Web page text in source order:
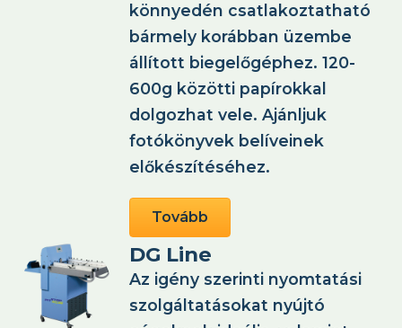
könnyedén csatlakoztatható
bármely korábban üzembe
állított biegelőgéphez. 120-
600g közötti papírokkal
dolgozhat vele. Ajánljuk
fotókönyvek belíveinek
előkészítéséhez.
Tovább
DG Line
Az igény szerinti nyomtatási
szolgáltatásokat nyújtó